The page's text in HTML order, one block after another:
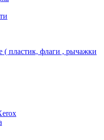
( пластик, флаги , рычажки